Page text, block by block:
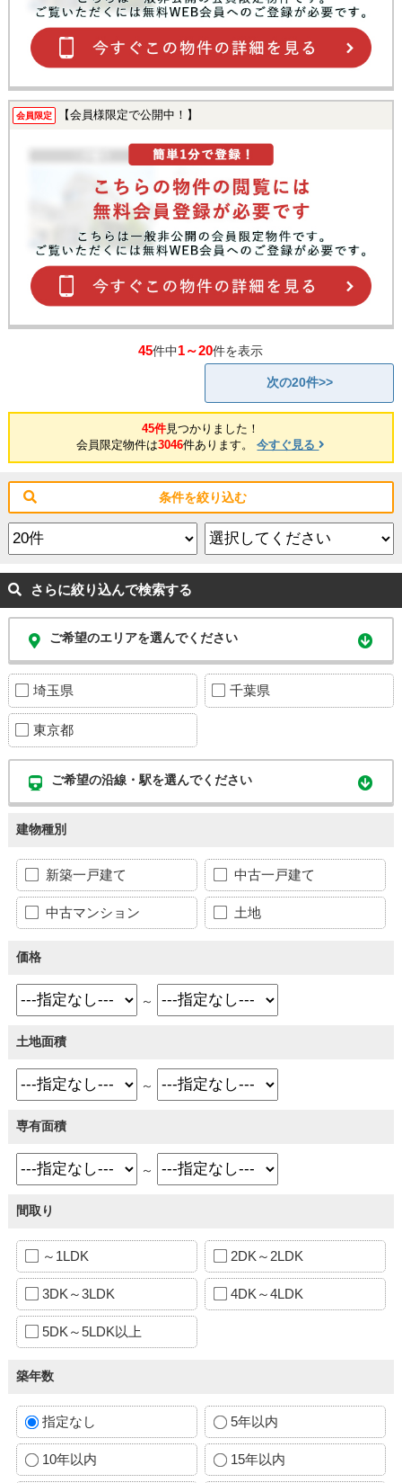
会員限定 【会員様限定で公開中！】
45件中1～20件を表示
次の20件>>
45件見つかりました！
会員限定物件は3046件あります。今すぐ見る
条件を絞り込む
さらに絞り込んで検索する
ご希望のエリアを選んでください
埼玉県 千葉県
東京都
ご希望の沿線・駅を選んでください
建物種別
新築一戸建て 中古一戸建て
中古マンション 土地
価格
～
土地面積
～
専有面積
～
間取り
～1LDK 2DK～2LDK
3DK～3LDK 4DK～4LDK
5DK～5LDK以上
築年数
指定なし 5年以内
10年以内 15年以内